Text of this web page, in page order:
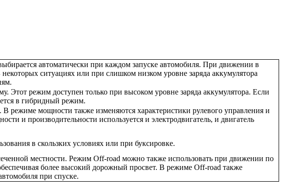
автоматически при каждом запуске автомобиля. При движении в
ситуациях или при слишком низком уровне заряда аккумулятора
Этот режим доступен только при высоком уровне заряда аккумулятора. Если
в гибридный режим.
режиме мощности также изменяются характеристики рулевого управления и
и производительности используется и электродвигатель, и двигатель
в скользких условиях или при буксировке.
местности. Режим Off-road можно также использовать при движении по
более высокий дорожный просвет. В режиме Оff-road также
при спуске.